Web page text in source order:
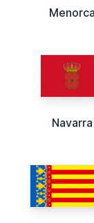
Menorca
Navarra